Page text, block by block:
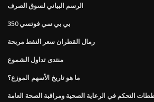
الرسم البياني لسوق الصرف
بي بي سي فوتسي 350
رمال القطران سعر النفط مربحة
منتدى تداول الشموع
ما هو تاريخ الأسهم الموزع؟
التحكم في الرعاية الصحية ومراقبة الصحة العامة